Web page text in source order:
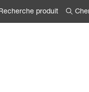
produit